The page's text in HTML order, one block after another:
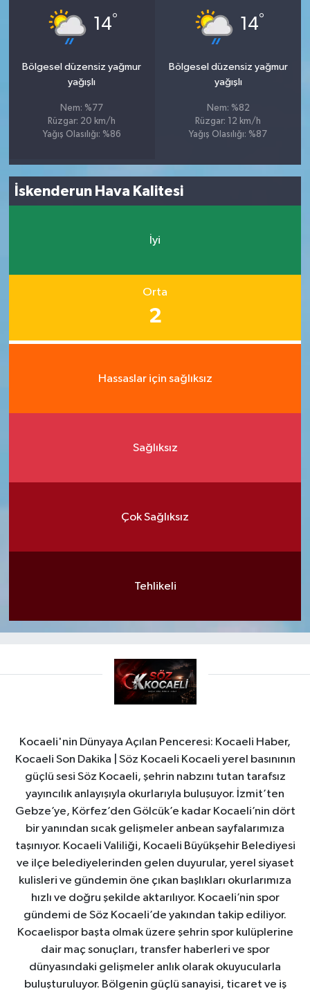
14°
Bölgesel düzensiz yağmur
yağışlı
Nem: %77
Rüzgar: 20 km/h
Yağış Olasılığı: %86
14°
Bölgesel düzensiz yağmur
yağışlı
Nem: %82
Rüzgar: 12 km/h
Yağış Olasılığı: %87
İskenderun Hava Kalitesi
İyi
Orta
2
Hassaslar için sağlıksız
Sağlıksız
Çok Sağlıksız
Tehlikeli
Kocaeli'nin Dünyaya Açılan Penceresi: Kocaeli Haber,
Kocaeli Son Dakika | Söz Kocaeli Kocaeli yerel basınının
güçlü sesi Söz Kocaeli, şehrin nabzını tutan tarafsız
yayıncılık anlayışıyla okurlarıyla buluşuyor. İzmit’ten
Gebze’ye, Körfez’den Gölcük’e kadar Kocaeli’nin dört
bir yanından sıcak gelişmeler anbean sayfalarımıza
taşınıyor. Kocaeli Valiliği, Kocaeli Büyükşehir Belediyesi
ve ilçe belediyelerinden gelen duyurular, yerel siyaset
kulisleri ve gündemin öne çıkan başlıkları okurlarımıza
hızlı ve doğru şekilde aktarılıyor. Kocaeli’nin spor
gündemi de Söz Kocaeli’de yakından takip ediliyor.
Kocaelispor başta olmak üzere şehrin spor kulüplerine
dair maç sonuçları, transfer haberleri ve spor
dünyasındaki gelişmeler anlık olarak okuyucularla
buluşturuluyor. Bölgenin güçlü sanayisi, ticaret ve iş